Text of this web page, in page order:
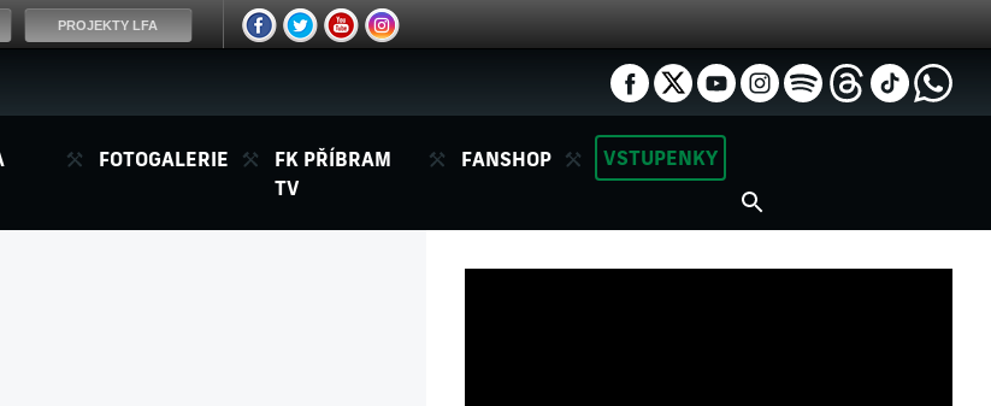
FOTOGALERIE
FK PŘÍBRAM
TV
FANSHOP VSTUPENKY
PROJEKTY LFA